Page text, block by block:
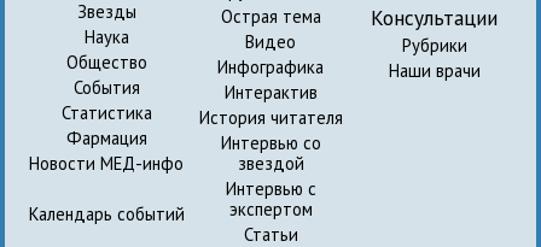
Звезды
Наука
Общество
События
Статистика
Фармация
Новости МЕД-инфо
Календарь событий
Острая тема
Видео
Инфографика
Интерактив
История читателя
Интервью со
звездой
Интервью с
экспертом
Статьи
Консультации
Рубрики
Наши врачи